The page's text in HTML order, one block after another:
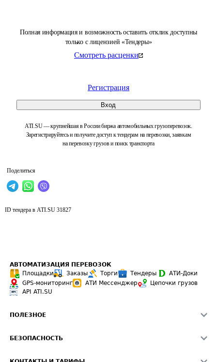
Полная информация и возможность оставить отклик доступны
только с лицензией «Тендеры»
Смотреть расценки
Регистрация
Вход
ATI.SU — крупнейшая в России биржа автомобильных грузоперевозок.
Зарегистрируйтесь и получите доступ к тендерам на перевозки, заявкам
на перевозку грузов и поиск транспорта
Поделиться
ID тендера в ATI.SU 31827
АВТОМАТИЗАЦИЯ ПЕРЕВОЗОК
Площадки
Заказы Торги Тендеры
АТИ-Доки
GPS-мониторинг
АТИ Мессенджер
Цепочки грузов
API ATI.SU
ПОЛЕЗНОЕ
Звезды ATI.SU на вашем сайте
БЕЗОПАСНОСТЬ